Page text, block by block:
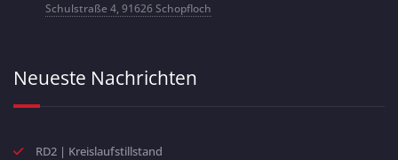
Schulstraße 4, 91626 Schopfloch
Neueste Nachrichten
RD2 | Kreislaufstillstand